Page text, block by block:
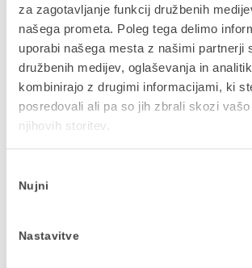
za zagotavljanje funkcij družbenih
našega prometa. Poleg tega delimo
uporabi našega mesta z našimi partnerji
družbenih medijev, oglaševanja in
kombinirajo z drugimi informacijami, ki
posredovali ali pa so jih zbrali skozi vašo
njihovih storitev.
soglasja
Nujni
Nastavitve
NAZAJ NA JAVNE OBJAVE
Ne zamudite
pisane na kožo vaši dejavnosti in